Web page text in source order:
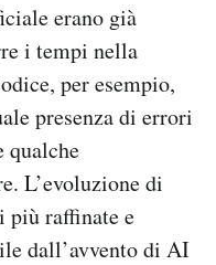
erano già
i tempi nella
per esempio,
presenza di errori
qualche
L’evoluzione di
più raffinate e
dall’avvento di AI